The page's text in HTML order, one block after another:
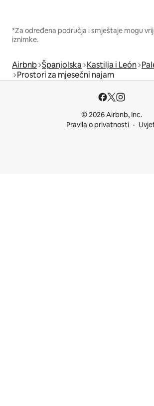
*Za određena područja i smještaje mogu
iznimke.
Airbnb Španjolska Kastilja i León
Prostori za mjesečni najam
© 2026 Airbnb, Inc.
Pravila o privatnosti